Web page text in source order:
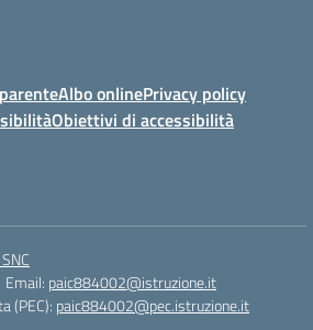
Albo onlinePrivacy policy
Obiettivi di accessibilità
Email: paic884002@istruzione.it
(PEC): paic884002@pec.istruzione.it